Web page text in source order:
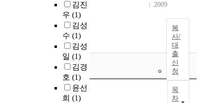
김진
우 (1)
김성
수 (1)
김성
일 (1)
김경
호 (1)
윤선
희 (1)
2009
복
사/
대
출
신
청
목
차